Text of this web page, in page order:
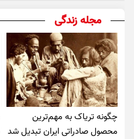
مجله زندگی
چگونه تریاک به مهم‌ترین
محصول صادراتی ایران تبدیل شد